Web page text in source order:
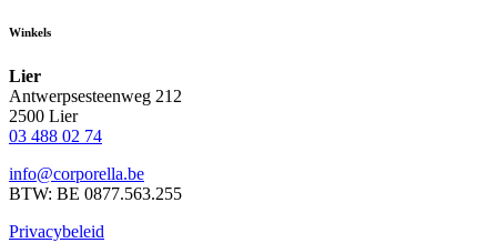
Winkels
Lier
Antwerpsesteenweg 212
2500 Lier
03 488 02 74
info@corporella.be
BTW: BE 0877.563.255
Privacybeleid